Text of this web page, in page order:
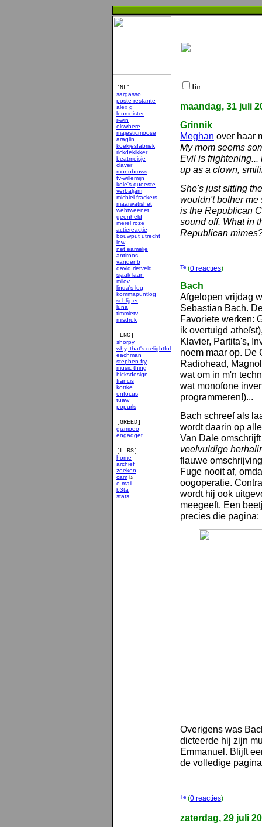
[NL]
sargasso
poste restante
alex g
lenmeister
r-win
elswhere
majesticmoose
araglin
koekjesfabriek
rickdekikker
beatmeisje
claver
monobrows
tv-willemijn
kole's queeste
verbaljam
michiel frackers
maarwatishet
webtweenet
geenheld
merel roze
actiereactie
bouwput utrecht
low
net eamelje
antiroos
vandenb
david rietveld
sjaak laan
milov
linda's log
kommapuntlog
schlijper
luna
timmietv
misdruk
[ENG]
shorpy
why, that's delightful
eachman
stephen fry
music thing
hicksdesign
francis
kottke
onfocus
tuaw
popurls
[GREED]
gizmodo
engadget
[L-RS]
home
archief
zoeken
cam ß
e-mail
b3ta
stats
maandag, 31 juli
Grinnik
Meghan over haar
My mom seems
Evil is frightening...
up as a clown,
She's just sitting
wouldn't bother me
is the Republican
sound off. What in
Republican
(0 reacties)
Bach
Afgelopen vrijdag
Sebastian Bach.
Favoriete werken:
ik overtuigd
Klavier, Partita's,
noem maar op. De
Radiohead,
wat om in m'n
wat monofone
programmeren!)...
Bach schreef als
wordt daarin op
Van Dale
veelvuldige
flauwe
Fuge nooit af,
oogoperatie.
wordt hij ook
meegeeft. Een
precies die pagina:
Overigens was
dicteerde hij zijn
Emmanuel. Blijft
de volledige
(0 reacties)
zaterdag, 29 juli